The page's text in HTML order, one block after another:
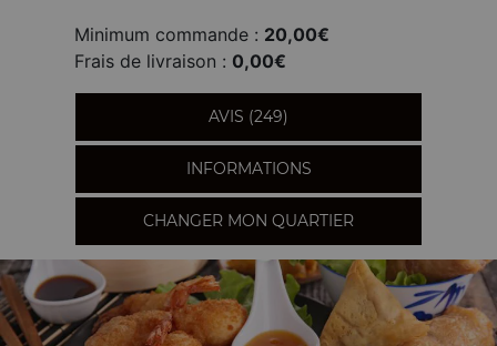
Minimum commande : 20,00€
Frais de livraison : 0,00€
AVIS (249)
INFORMATIONS
CHANGER MON QUARTIER